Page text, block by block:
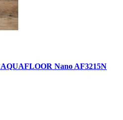
Nano AF3215N